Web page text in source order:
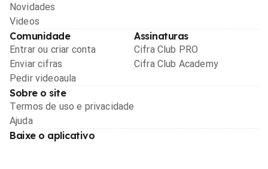
Novidades
Videos
Comunidade
Entrar ou criar conta
Enviar cifras
Pedir videoaula
Assinaturas
Cifra Club PRO
Cifra Club Academy
Sobre o site
Termos de uso e privacidade
Ajuda
Baixe o aplicativo